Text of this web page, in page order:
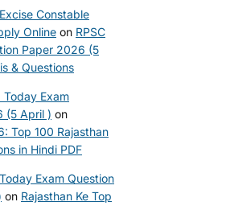
Constable
Online on RPSC
Paper 2026 (5
& Questions
Today Exam
(5 April ) on
Top 100 Rajasthan
in Hindi PDF
Exam Question
on Rajasthan Ke Top